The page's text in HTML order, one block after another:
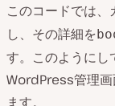
このコードでは
し、その詳細を
す。このようにし
WordPress管理
ます。